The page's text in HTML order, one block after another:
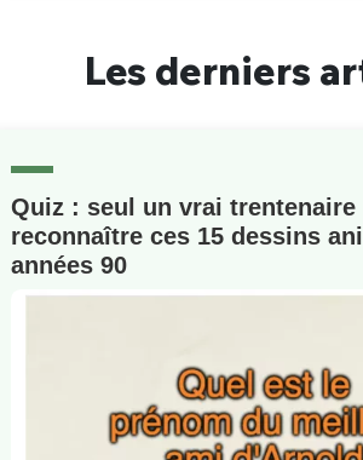
Les derniers
Quiz : seul un vrai trentenaire
reconnaître ces 15 dessins
années 90
Un